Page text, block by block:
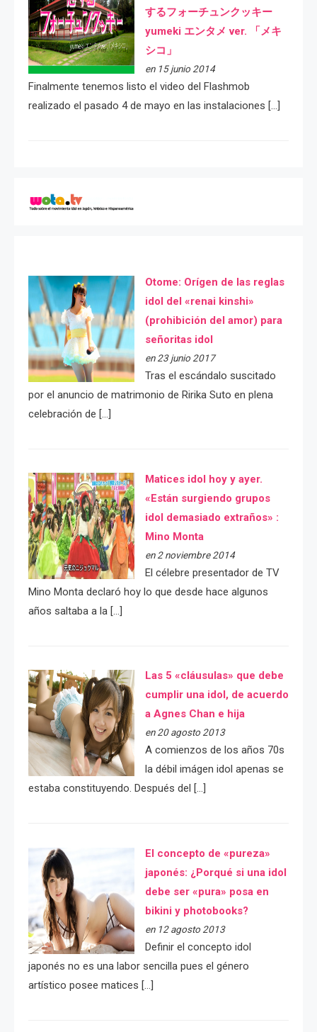
するフォーチュンクッキー
yumeki エンタメ ver. 「メキ
シコ」
en 15 junio 2014
Finalmente tenemos listo el video del Flashmob
realizado el pasado 4 de mayo en las instalaciones […]
Otome: Orígen de las reglas
idol del «renai kinshi»
(prohibición del amor) para
señoritas idol
en 23 junio 2017
Tras el escándalo suscitado
por el anuncio de matrimonio de Ririka Suto en plena
celebración de […]
Matices idol hoy y ayer.
«Están surgiendo grupos
idol demasiado extraños» :
Mino Monta
en 2 noviembre 2014
El célebre presentador de TV
Mino Monta declaró hoy lo que desde hace algunos
años saltaba a la […]
Las 5 «cláusulas» que debe
cumplir una idol, de acuerdo
a Agnes Chan e hija
en 20 agosto 2013
A comienzos de los años 70s
la débil imágen idol apenas se
estaba constituyendo. Después del […]
El concepto de «pureza»
japonés: ¿Porqué si una idol
debe ser «pura» posa en
bikini y photobooks?
en 12 agosto 2013
Definir el concepto idol
japonés no es una labor sencilla pues el género
artístico posee matices […]